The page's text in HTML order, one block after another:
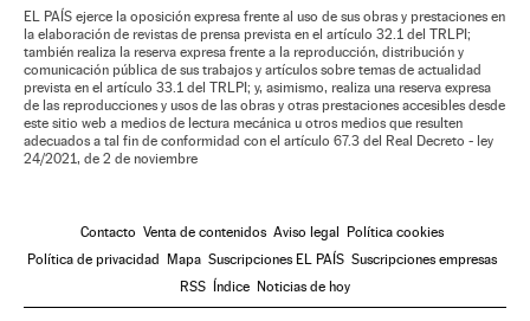
EL PAÍS ejerce la oposición expresa frente al uso de sus obras y prestaciones en
la elaboración de revistas de prensa prevista en el artículo 32.1 del TRLPI;
también realiza la reserva expresa frente a la reproducción, distribución y
comunicación pública de sus trabajos y artículos sobre temas de actualidad
prevista en el artículo 33.1 del TRLPI; y, asimismo, realiza una reserva expresa
de las reproducciones y usos de las obras y otras prestaciones accesibles desde
este sitio web a medios de lectura mecánica u otros medios que resulten
adecuados a tal fin de conformidad con el artículo 67.3 del Real Decreto - ley
24/2021, de 2 de noviembre
Contacto Venta de contenidos Aviso legal Política cookies
Política de privacidad Mapa Suscripciones EL PAÍS Suscripciones empresas
RSS Índice Noticias de hoy